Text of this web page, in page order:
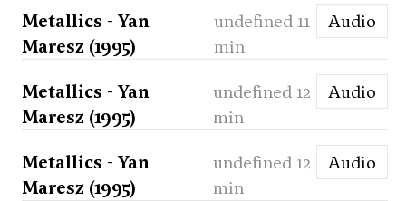
Metallics - Yan
Maresz (1995)
undefined 11
min
Audio
Metallics - Yan
Maresz (1995)
undefined 12
min
Audio
Metallics - Yan
Maresz (1995)
undefined 12
min
Audio